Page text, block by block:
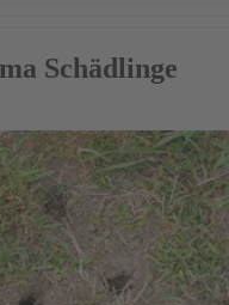
Schädlinge